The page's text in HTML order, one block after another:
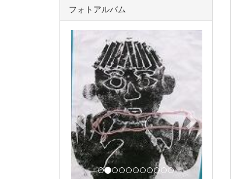
フォトアルバム
v
o
u
s